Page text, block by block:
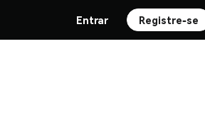
Entrar Registre-se